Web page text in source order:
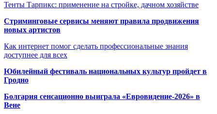
Тенты Тарпикс: применение на стройке, дачном хозяйстве
Стриминговые сервисы меняют правила продвижения
новых артистов
Как интернет помог сделать профессиональные знания
доступнее для всех
Юбилейный фестиваль национальных культур пройдет в
Гродно
Болгария сенсационно выиграла «Евровидение-2026» в
Вене